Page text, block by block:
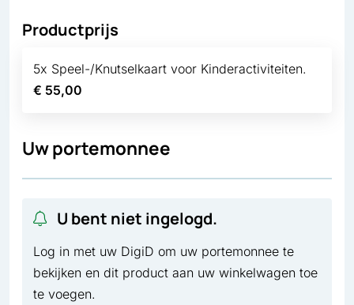
Productprijs
5x Speel-/Knutselkaart voor Kinderactiviteiten.
€ 55,00
Uw portemonnee
U bent niet ingelogd.
Log in met uw DigiD om uw portemonnee te
bekijken en dit product aan uw winkelwagen toe
te voegen.